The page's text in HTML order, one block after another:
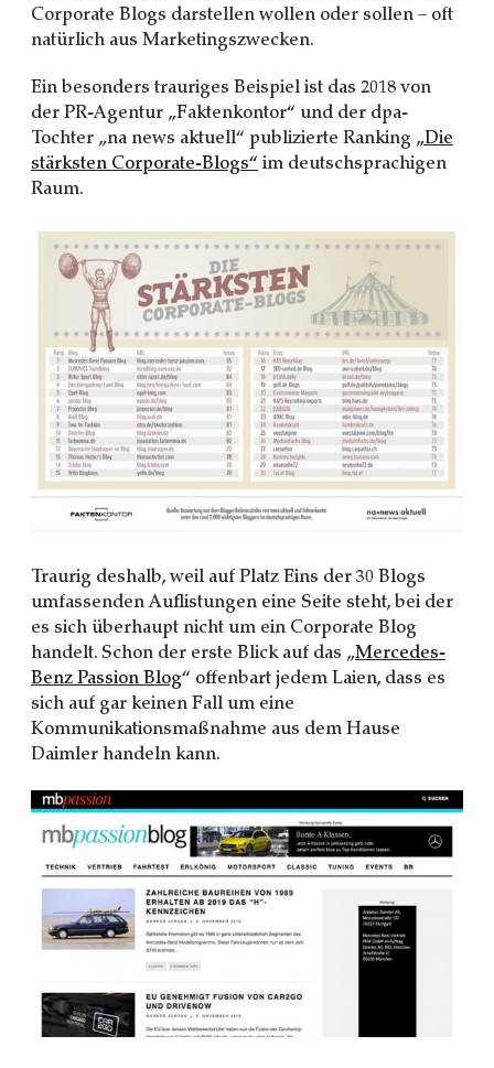
Corporate Blogs darstellen wollen oder sollen – oft
natürlich aus Marketingszwecken.
Ein besonders trauriges Beispiel ist das 2018 von
der PR-Agentur „Faktenkontor“ und der dpa-
Tochter „na news aktuell“ publizierte Ranking „Die
stärksten Corporate-Blogs“ im deutschsprachigen
Raum.
Traurig deshalb, weil auf Platz Eins der 30 Blogs
umfassenden Auflistungen eine Seite steht, bei der
es sich überhaupt nicht um ein Corporate Blog
handelt. Schon der erste Blick auf das „Mercedes-
Benz Passion Blog“ offenbart jedem Laien, dass es
sich auf gar keinen Fall um eine
Kommunikationsmaßnahme aus dem Hause
Daimler handeln kann.